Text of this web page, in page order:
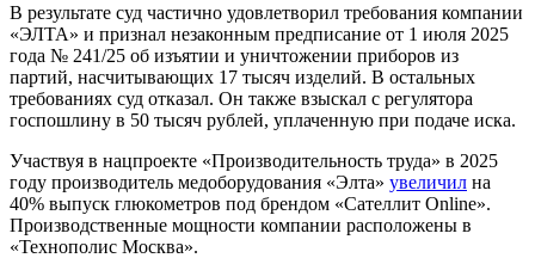
В результате суд частично удовлетворил требования компании
«ЭЛТА» и признал незаконным предписание от 1 июля 2025
года № 241/25 об изъятии и уничтожении приборов из
партий, насчитывающих 17 тысяч изделий. В остальных
требованиях суд отказал. Он также взыскал с регулятора
госпошлину в 50 тысяч рублей, уплаченную при подаче иска.
Участвуя в нацпроекте «Производительность труда» в 2025
году производитель медоборудования «Элта» увеличил на
40% выпуск глюкометров под брендом «Сателлит Online».
Производственные мощности компании расположены в
«Технополис Москва».